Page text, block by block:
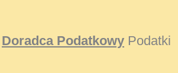
Doradca Podatkowy Podatki